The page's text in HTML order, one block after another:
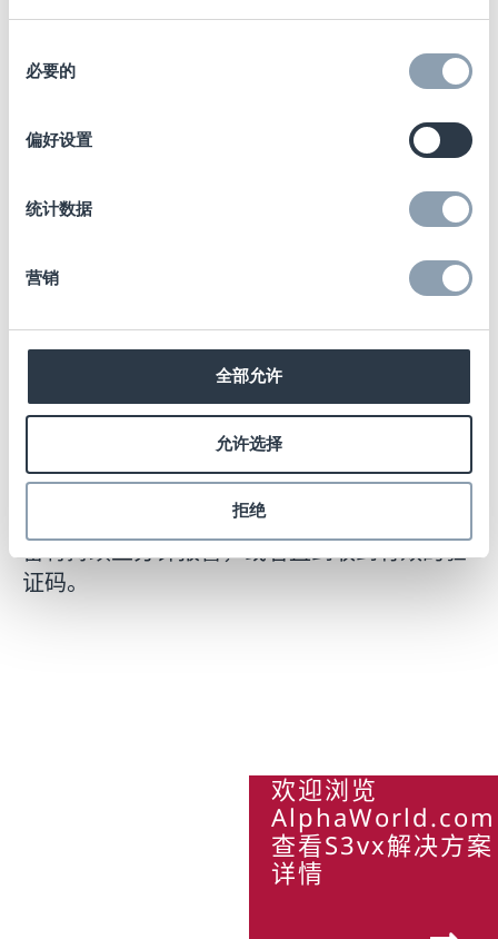
必要的
偏好设置
统计数据
营销
全部允许
允许选择
拒绝
内置的安全性
对于新的S3vx解锁器, “x”代表超强的磁铁，能
够提供更强的磁力，其可以使用针对特定门店
的唯一代码进行编程。“v”的代表了先进的加密
技术，意味着只有当S3vx解锁器将“验证码”发
送到S3vx标签才解锁标签，解除警报。
如果没有使用验证码解除保护而打开设备，设
备将持续五分钟报警，或者直到收到有效的验
证码。
欢迎浏览
查看S3vx解决方案
详情